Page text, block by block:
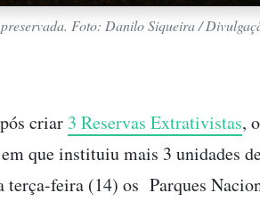
Foto: Danilo Siqueira /
criar 3 Reservas Extrativistas,
que instituiu mais 3 unidades
terça-feira (14) os Parques